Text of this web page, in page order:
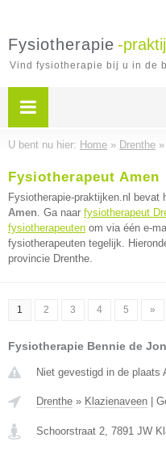
Fysiotherapie -
Vind fysiotherapie bij u in de
U bent nu hier: Home » Drenthe »
Fysiotherapeut Amen
Fysiotherapie-praktijken.nl bevat
Amen. Ga naar fysiotherapeut
fysiotherapeuten om via één e-
fysiotherapeuten tegelijk.
provincie Drenthe.
1 2 3 4 5 »
Fysiotherapie Bennie de
Niet gevestigd in de plaats
Drenthe » Klazienaveen
Schoorstraat 2, 7891 JW